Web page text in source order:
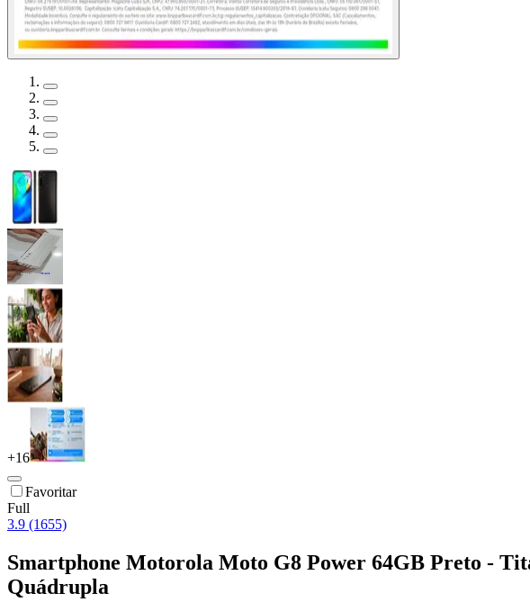
+16
Favoritar
Full
3.9 (1655)
Smartphone Motorola Moto G8 Power 64GB Preto -
Quádrupla